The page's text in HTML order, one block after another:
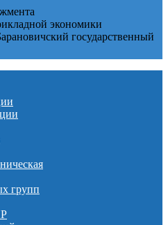
экономики
государственный
групп